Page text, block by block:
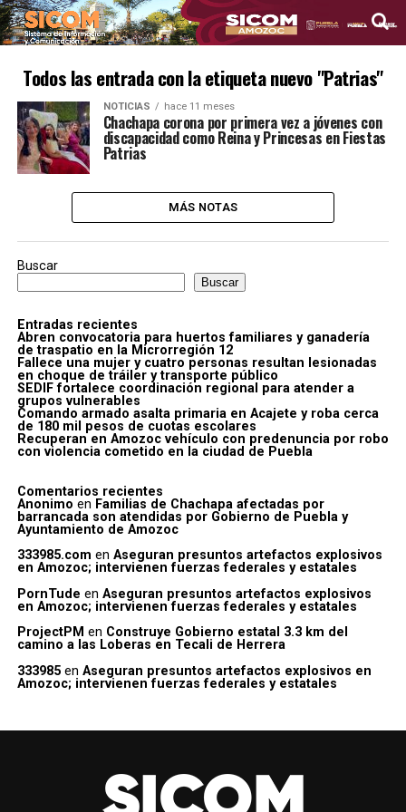
Todos las entrada con la etiqueta nuevo "Patrias"
NOTICIAS hace 11 meses
Chachapa corona por primera vez a jóvenes con
discapacidad como Reina y Princesas en Fiestas
Patrias
MÁS NOTAS
Buscar
Buscar
Entradas recientes
Abren convocatoria para huertos familiares y ganadería
de traspatio en la Microrregión 12
Fallece una mujer y cuatro personas resultan lesionadas
en choque de tráiler y transporte público
SEDIF fortalece coordinación regional para atender a
grupos vulnerables
Comando armado asalta primaria en Acajete y roba cerca
de 180 mil pesos de cuotas escolares
Recuperan en Amozoc vehículo con predenuncia por robo
con violencia cometido en la ciudad de Puebla
Comentarios recientes
Anonimo en Familias de Chachapa afectadas por
barrancada son atendidas por Gobierno de Puebla y
Ayuntamiento de Amozoc
333985.com en Aseguran presuntos artefactos explosivos
en Amozoc; intervienen fuerzas federales y estatales
PornTude en Aseguran presuntos artefactos explosivos
en Amozoc; intervienen fuerzas federales y estatales
ProjectPM en Construye Gobierno estatal 3.3 km del
camino a las Loberas en Tecali de Herrera
333985en Aseguran presuntos artefactos explosivos en
Amozoc; intervienen fuerzas federales y estatales